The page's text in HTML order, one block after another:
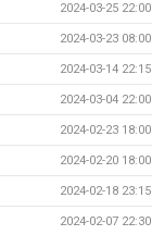
2024-03-25 22:00
2024-03-23 08:00
2024-03-14 22:15
2024-03-04 22:00
2024-02-23 18:00
2024-02-20 18:00
2024-02-18 23:15
2024-02-07 22:30